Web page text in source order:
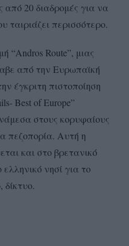
από 20 διαδρομές για να
ταιριάζει περισσότερο.
“Andros Route”, μιας
από την Ευρωπαϊκή
έγκριτη πιστοποίηση
Best of Europe”
στους κορυφαίους
πεζοπορία. Αυτή η
και στο βρετανικό
νησί για το
δίκτυο.